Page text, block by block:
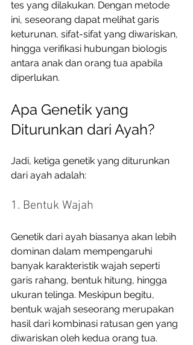
tes yang dilakukan. Dengan metode
ini, seseorang dapat melihat garis
keturunan, sifat-sifat yang diwariskan,
hingga verifikasi hubungan biologis
antara anak dan orang tua apabila
diperlukan.
Apa Genetik yang
Diturunkan dari Ayah?
Jadi, ketiga genetik yang diturunkan
dari ayah adalah:
1. Bentuk Wajah
Genetik dari ayah biasanya akan lebih
dominan dalam mempengaruhi
banyak karakteristik wajah seperti
garis rahang, bentuk hitung, hingga
ukuran telinga. Meskipun begitu,
bentuk wajah seseorang merupakan
hasil dari kombinasi ratusan gen yang
diwariskan oleh kedua orang tua.